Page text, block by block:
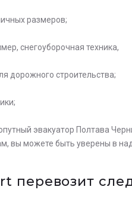
размеров;
снегоуборочная техника,
дорожного строительства;
эвакуатор Полтава
вы можете быть уверены в
перевозит
с нашим